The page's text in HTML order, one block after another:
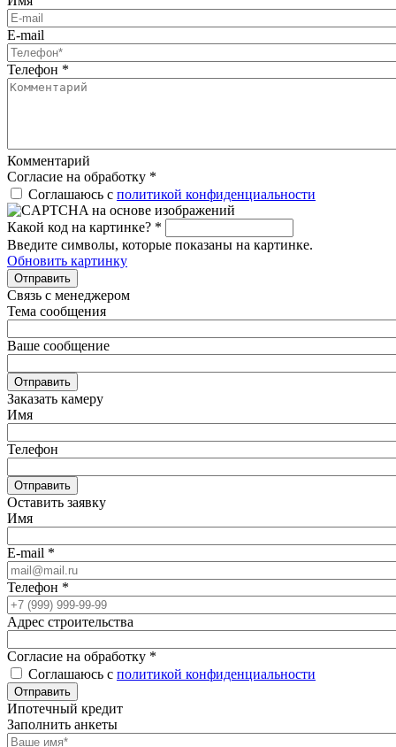
E-mail
Телефон *
Комментарий
Согласие на обработку *
Соглашаюсь с политикой конфиденциальности
Какой код на картинке? *
Введите символы, которые показаны на картинке.
Обновить картинку
Отправить
Связь с менеджером
Тема сообщения
Ваше сообщение
Отправить
Заказать камеру
Имя
Телефон
Отправить
Оставить заявку
Имя
E-mail *
Телефон *
Адрес строительства
Согласие на обработку *
Соглашаюсь с политикой конфиденциальности
Отправить
Ипотечный кредит
Заполнить анкеты